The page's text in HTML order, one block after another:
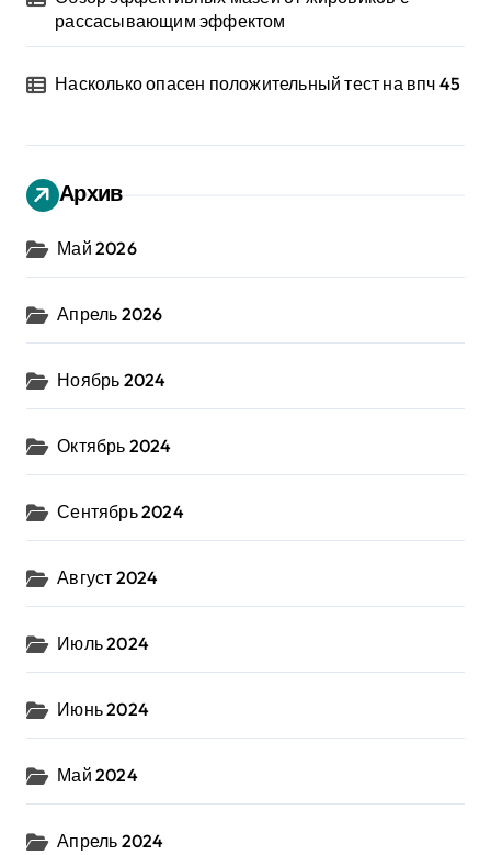
рассасывающим эффектом
Насколько опасен положительный тест на впч 45
Архив
Май 2026
Апрель 2026
Ноябрь 2024
Октябрь 2024
Сентябрь 2024
Август 2024
Июль 2024
Июнь 2024
Май 2024
Апрель 2024